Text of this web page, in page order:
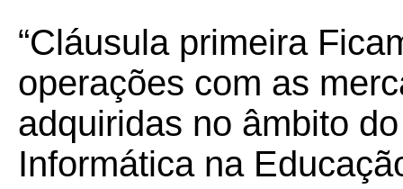
“Cláusula primeira
operações com as
adquiridas no âmbito
Informática na